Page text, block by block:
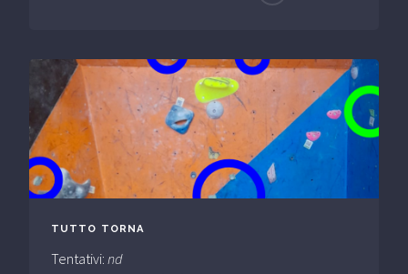
TUTTO TORNA
Tentativi: nd